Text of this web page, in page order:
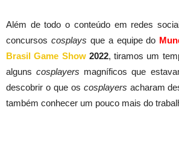
Além de todo o conteúdo em redes
concursos cosplays que a equipe do
Brasil Game Show 2022, tiramos um
algunscosplayers magníficos que
descobrir o que os cosplayers acharam
também conhecer um pouco mais do